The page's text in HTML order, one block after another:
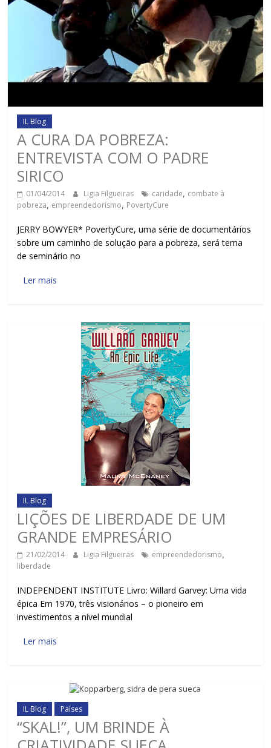
IL Blog
A CURA DA POBREZA:
ENTREVISTA COM O PADRE
SIRICO
01/04/2014 Ligia Filgueiras caridade, combate à
pobreza, empreendedorismo, PovertyCure
JERRY BOWYER* PovertyCure, uma série de documentários
sobre um caminho de solução para a pobreza, será tema
de seminário no
Ler mais
IL Blog
LIÇÕES DE LIBERDADE DE UM
GRANDE EMPRESÁRIO
21/02/2014 Ligia Filgueiras empreendedorismo,
liberdade
INDEPENDENT INSTITUTE Livro: Willard Garvey: Uma vida
épica Em 1970, três visionários – o pioneiro em
investimentos a nível mundial
Ler mais
IL Blog Países
“SKAL!”, UM BRINDE À